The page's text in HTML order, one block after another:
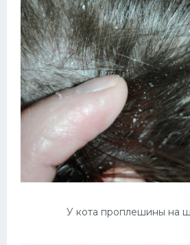
У кота проплешины на